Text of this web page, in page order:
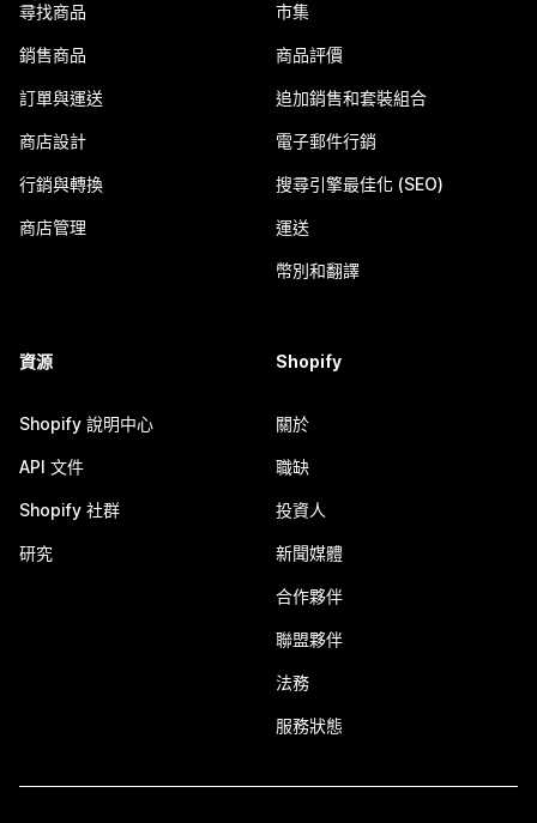
尋找商品
銷售商品
訂單與運送
商店設計
行銷與轉換
商店管理
市集
商品評價
追加銷售和套裝組合
電子郵件行銷
搜尋引擎最佳化 (SEO)
運送
幣別和翻譯
資源
Shopify 說明中心
API 文件
Shopify 社群
研究
Shopify
關於
職缺
投資人
新聞媒體
合作夥伴
聯盟夥伴
法務
服務狀態